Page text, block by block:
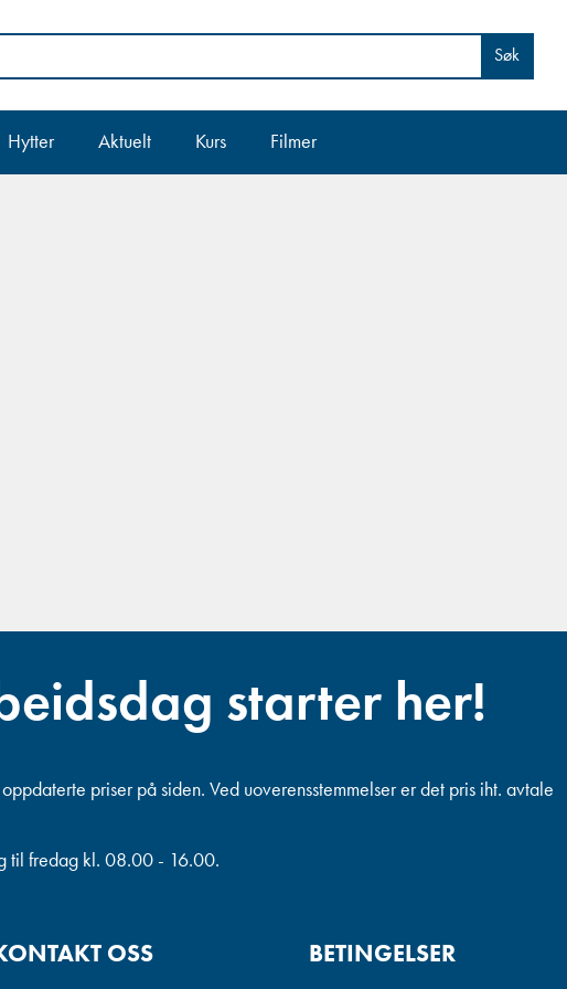
Søk
Hytter Aktuelt Kurs Filmer
starter her!
priser på siden. Ved uoverensstemmelser er det pris iht. avtale
til fredag kl. 08.00 - 16.00.
OSS BETINGELSER